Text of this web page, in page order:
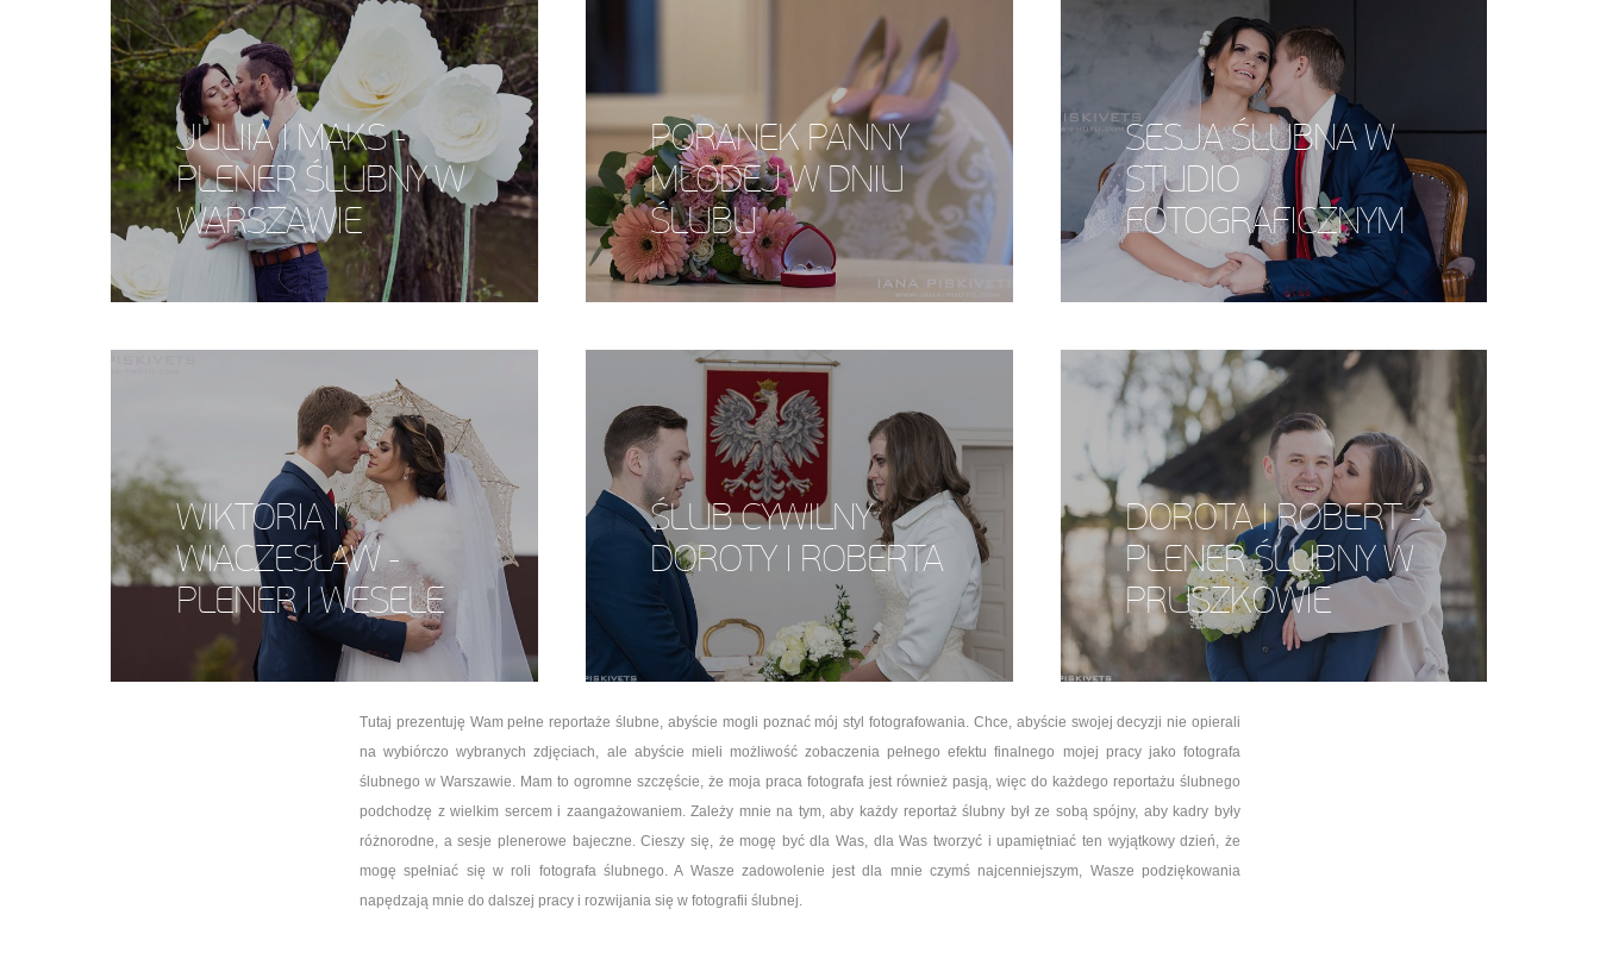
JULIIA I MAKS -
PLENER ŚLUBNY W
WARSZAWIE
PORANEK PANNY
MŁODEJ W DNIU
ŚLUBU
SESJA ŚLUBNA W
STUDIO
FOTOGRAFICZNYM
WIKTORIA I
WIACZESŁAW -
PLENER I WESELE
ŚLUB CYWILNY
DOROTY I ROBERTA
DOROTA I ROBERT -
PLENER ŚLUBNY W
PRUSZKOWIE
Tutaj prezentuję Wam pełne reportaże ślubne, abyście mogli poznać mój styl fotografowania. Chce, abyście swojej decyzji nie opierali
na wybiórczo wybranych zdjęciach, ale abyście mieli możliwość zobaczenia pełnego efektu finalnego mojej pracy jako fotografa
ślubnego w Warszawie. Mam to ogromne szczęście, że moja praca fotografa jest również pasją, więc do każdego reportażu ślubnego
podchodzę z wielkim sercem i zaangażowaniem. Zależy mnie na tym, aby każdy reportaż ślubny był ze sobą spójny, aby kadry były
różnorodne, a sesje plenerowe bajeczne. Cieszy się, że mogę być dla Was, dla Was tworzyć i upamiętniać ten wyjątkowy dzień, że
mogę spełniać się w roli fotografa ślubnego. A Wasze zadowolenie jest dla mnie czymś najcenniejszym, Wasze podziękowania
napędzają mnie do dalszej pracy i rozwijania się w fotografii ślubnej.